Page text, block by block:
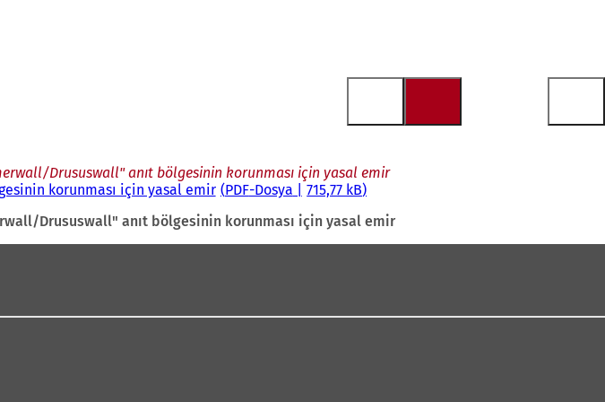
Drususwall" anıt bölgesinin korunması için yasal emir
korunması için yasal emir PDF-Dosya 715,77 kB
Drususwall" anıt bölgesinin korunması için yasal emir